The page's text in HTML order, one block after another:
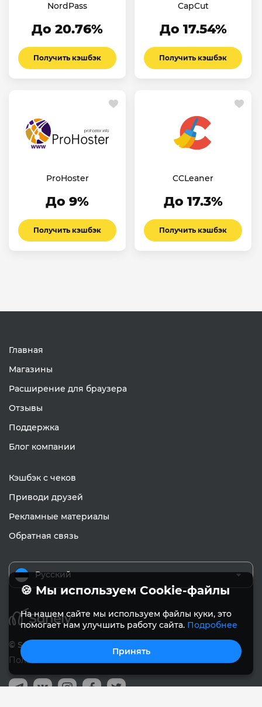
NordPass
До 20.76%
Получить кэшбэк
CapCut
До 17.54%
Получить кэшбэк
ProHoster
До 9%
Получить кэшбэк
CCLeaner
До 17.3%
Получить кэшбэк
Главная
Магазины
Расширение для браузера
Отзывы
Поддержка
Блог компании
Кэшбэк с чеков
Приводи друзей
Рекламные материалы
Обратная связь
Русский
© Sanely 2017 – 2026
Пользовательское соглашение
🍪 Мы используем Cookie-файлы
На нашем сайте мы используем файлы куки, это
помогает нам улучшить работу сайта. Подробнее
Принять